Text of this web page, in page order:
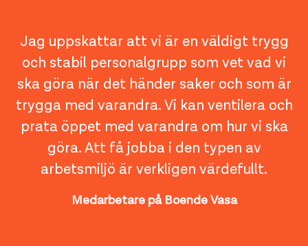
Jag uppskattar att vi är en väldigt trygg
och stabil personalgrupp som vet vad vi
ska göra när det händer saker och som är
trygga med varandra. Vi kan ventilera och
prata öppet med varandra om hur vi ska
göra. Att få jobba i den typen av
arbetsmiljö är verkligen värdefullt.
Medarbetare på Boende Vasa